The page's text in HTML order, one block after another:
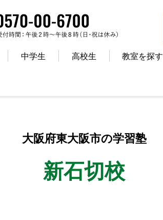
中学生 高校生 教室を探す
大阪府東大阪市の学習塾
新石切校